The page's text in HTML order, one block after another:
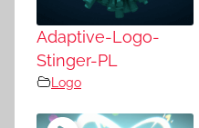
Adaptive-Logo-
Stinger-PL
Logo